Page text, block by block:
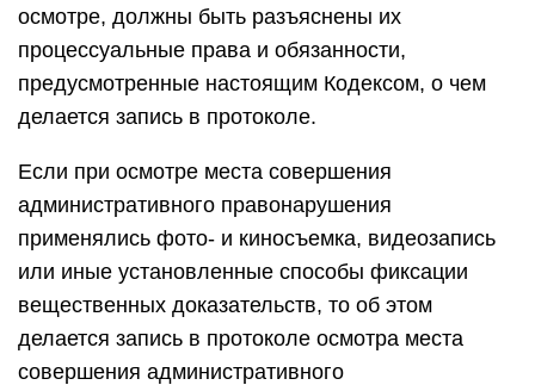
осмотре, должны быть разъяснены их
процессуальные права и обязанности,
предусмотренные настоящим Кодексом, о чем
делается запись в протоколе.
Если при осмотре места совершения
административного правонарушения
применялись фото- и киносъемка, видеозапись
или иные установленные способы фиксации
вещественных доказательств, то об этом
делается запись в протоколе осмотра места
совершения административного